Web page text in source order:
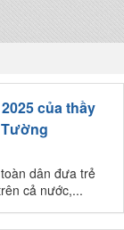
của thầy
dân đưa trẻ
cả nước,...